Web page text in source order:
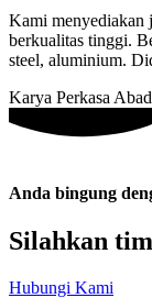
Kami menyediakan
berkualitas tinggi.
steel, aluminium.
Karya Perkasa
Anda bingung
Silahkan
Hubungi Kami